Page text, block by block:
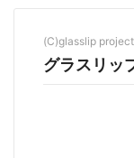
(C)glasslip project
グラスリッ